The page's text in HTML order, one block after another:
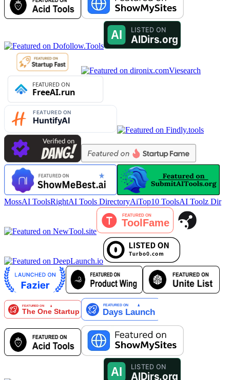
Viesearch
MossAI ToolsRightAI Tools DirectoryAiTop10 ToolsAI Toolz Dir